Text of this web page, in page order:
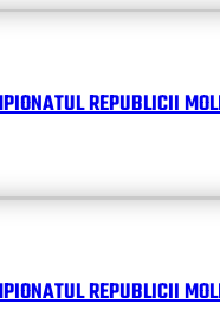
REPUBLICII
REPUBLICII